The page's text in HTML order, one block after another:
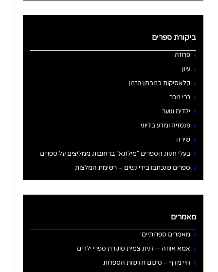
ביקורת ספרים
פרוזה
עיון
קלאסיקות במבחן הזמן
רבי מכר
ילדים ונוער
פנטזיה ומדע בדיוני
שירה
בעלי חנות הספרים "מילתא" ברחובות ממליצים על ספרים
ספרים שנכתבו בידי נשים – רשימת המלצות
מאמרים
מאמרים ספרותיים
אמא אווזה – דנית צמית סוקרת ספרי ילדים
חיי מדף – סיכום חדשות הספרות